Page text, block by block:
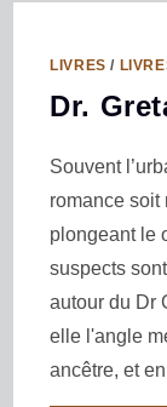
LIVRES /
Dr.
Souvent
romance soit
plongeant le
suspects
autour du Dr
elle l'angle
ancêtre, et